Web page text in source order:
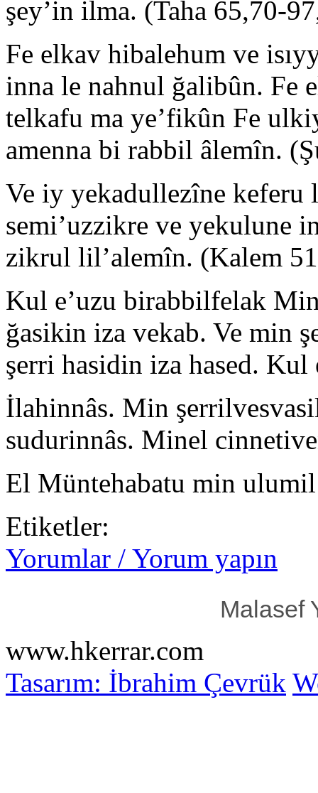
şey’in ilma. (Taha 65,70-
Fe elkav hibalehum ve
inna le nahnul ğalibûn. Fe
telkafu ma ye’fikûn Fe
amenna bi rabbil âlemîn.
Ve iy yekadullezîne keferu
semi’uzzikre ve yekulune
zikrul lil’alemîn. (Kalem
Kul e’uzu birabbilfelak
ğasikin iza vekab. Ve min
şerri hasidin iza hased.
İlahinnâs. Min
sudurinnâs. Minel
El Müntehabatu min ulumil
Etiketler:
Yorumlar / Yorum yapın
Malasef
www.hkerrar.com
Tasarım: İbrahim Çevrük